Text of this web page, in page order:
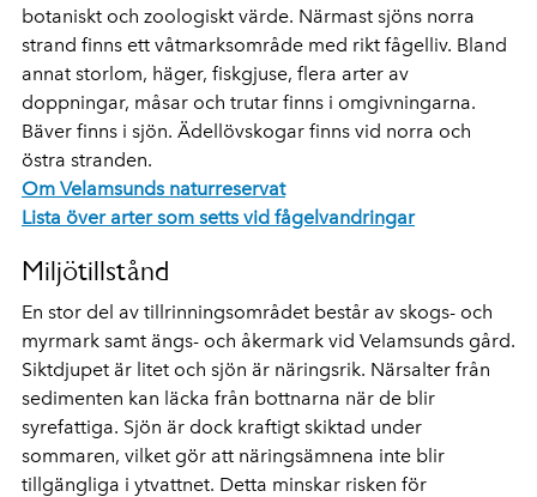
botaniskt och zoologiskt värde. Närmast sjöns norra
strand finns ett våtmarksområde med rikt fågelliv. Bland
annat storlom, häger, fiskgjuse, flera arter av
doppningar, måsar och trutar finns i omgivningarna.
Bäver finns i sjön. Ädellövskogar finns vid norra och
östra stranden.
Om Velamsunds naturreservat
Lista över arter som setts vid fågelvandringar
Miljötillstånd
En stor del av tillrinningsområdet består av skogs- och
myrmark samt ängs- och åkermark vid Velamsunds gård.
Siktdjupet är litet och sjön är näringsrik. Närsalter från
sedimenten kan läcka från bottnarna när de blir
syrefattiga. Sjön är dock kraftigt skiktad under
sommaren, vilket gör att näringsämnena inte blir
tillgängliga i ytvattnet. Detta minskar risken för